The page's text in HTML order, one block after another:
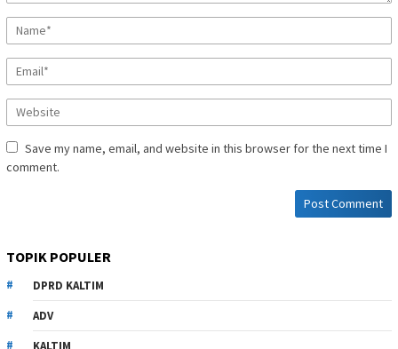
Save my name, email, and website in this browser for the next time I
comment.
TOPIK POPULER
DPRD KALTIM
ADV